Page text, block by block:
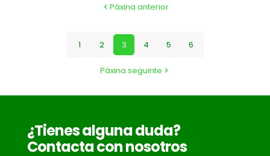
Páxina anterior
1 2 3 4 5 6
Páxina seguinte
¿Tienes alguna duda?
Contacta con nosotros